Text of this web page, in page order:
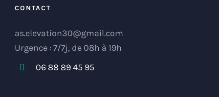
CONTACT
as.elevation30@gmail.com
Urgence : 7/7j, de 08h à 19h
06 88 89 45 95